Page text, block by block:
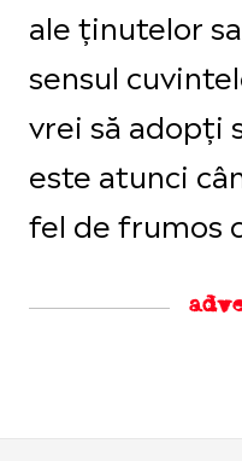
ale ținutelor
sensul
vrei să adopți
este atunci
fel de frumos